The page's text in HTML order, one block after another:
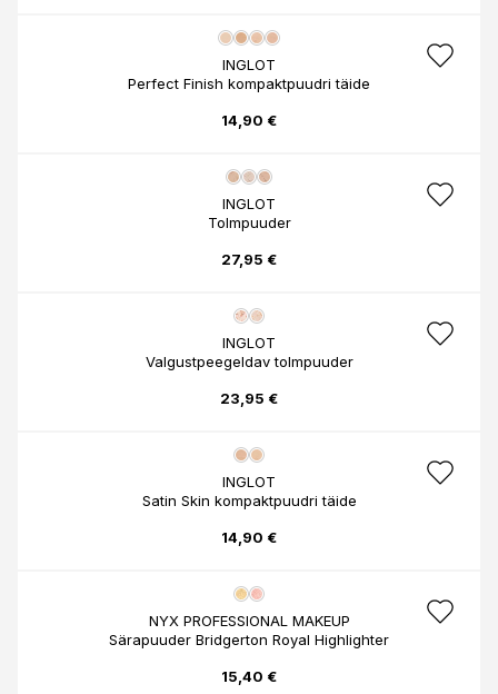
INGLOT
Perfect Finish kompaktpuudri täide
14,90 €
INGLOT
Tolmpuuder
27,95 €
INGLOT
Valgustpeegeldav tolmpuuder
23,95 €
INGLOT
Satin Skin kompaktpuudri täide
14,90 €
NYX PROFESSIONAL MAKEUP
Särapuuder Bridgerton Royal Highlighter
15,40 €